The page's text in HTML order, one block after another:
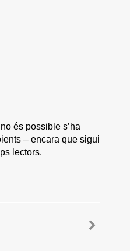
és possible s’ha
– encara que sigui
lectors.